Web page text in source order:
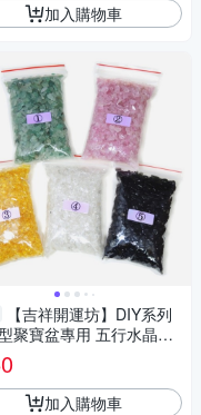
加入購物車
【吉祥開運坊】DIY系列
型聚寶盆專用 五行水晶石
石 小顆 每包100公克 2號
】已淨化
加入購物車